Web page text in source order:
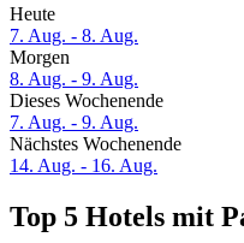
Heute
7. Aug. - 8. Aug.
Morgen
8. Aug. - 9. Aug.
Dieses Wochenende
7. Aug. - 9. Aug.
Nächstes Wochenende
14. Aug. - 16. Aug.
Top 5 Hotels mit